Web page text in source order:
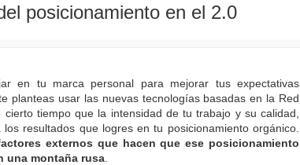
posicionamiento en el 2.0
en tu marca personal para mejorar tus expectativas
planteas usar las nuevas tecnologías basadas en la Red
tiempo que la intensidad de tu trabajo y su calidad,
resultados que logres en tu posicionamiento orgánico.
externos que hacen que ese posicionamiento
una montaña rusa